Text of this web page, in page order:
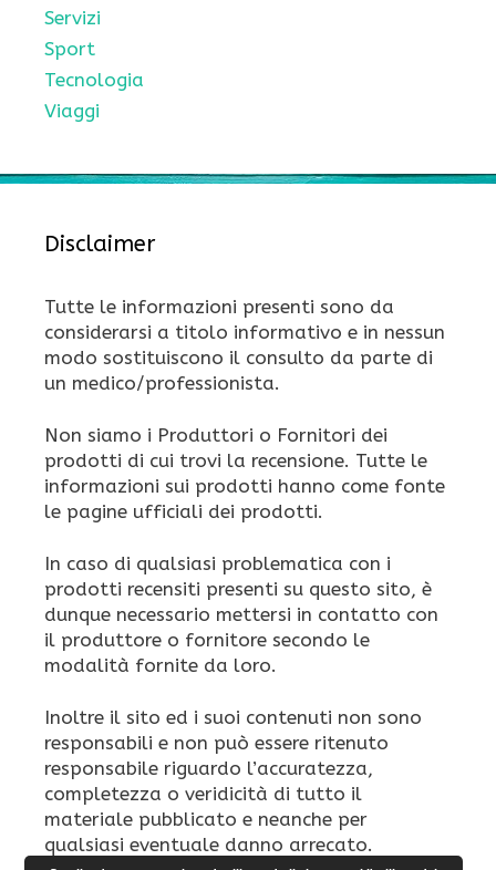
Servizi
Sport
Tecnologia
Viaggi
Disclaimer
Tutte le informazioni presenti sono da
considerarsi a titolo informativo e in nessun
modo sostituiscono il consulto da parte di
un medico/professionista.
Non siamo i Produttori o Fornitori dei
prodotti di cui trovi la recensione. Tutte le
informazioni sui prodotti hanno come fonte
le pagine ufficiali dei prodotti.
In caso di qualsiasi problematica con i
prodotti recensiti presenti su questo sito, è
dunque necessario mettersi in contatto con
il produttore o fornitore secondo le
modalità fornite da loro.
Inoltre il sito ed i suoi contenuti non sono
responsabili e non può essere ritenuto
responsabile riguardo l’accuratezza,
completezza o veridicità di tutto il
materiale pubblicato e neanche per
qualsiasi eventuale danno arrecato.